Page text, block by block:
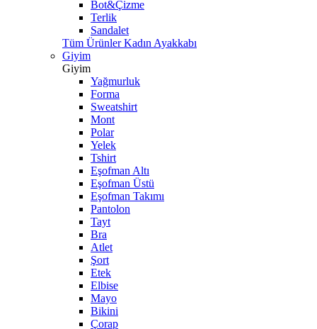
Bot&Çizme
Terlik
Sandalet
Tüm Ürünler Kadın Ayakkabı
Giyim
Giyim
Yağmurluk
Forma
Sweatshirt
Mont
Polar
Yelek
Tshirt
Eşofman Altı
Eşofman Üstü
Eşofman Takımı
Pantolon
Tayt
Bra
Atlet
Şort
Etek
Elbise
Mayo
Bikini
Çorap